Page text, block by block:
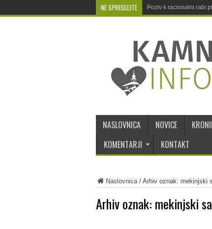
NE SPREGLEJTE Poziv k racionalni rabi
NASLOVNICA NOVICE
KOMENTARJI
KONTAKT
Naslovnica/ Arhiv oznak: mekinjski
Arhiv oznak: mekinjski